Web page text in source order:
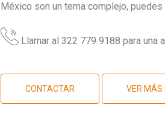
México son un tema complejo,
Llamar al 322 779 9188 para una
CONTACTAR VER MÁS